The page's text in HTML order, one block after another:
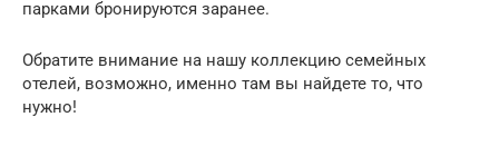
парками бронируются заранее.
Обратите внимание на нашу коллекцию семейных
отелей, возможно, именно там вы найдете то, что
нужно!